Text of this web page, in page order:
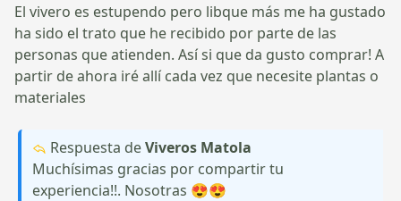
El vivero es estupendo pero libque más me ha gustado
ha sido el trato que he recibido por parte de las
personas que atienden. Así si que da gusto comprar! A
partir de ahora iré allí cada vez que necesite plantas o
materiales
Respuesta deViveros Matola
Muchísimas gracias por compartir tu
experiencia!!. Nosotras 😍😍